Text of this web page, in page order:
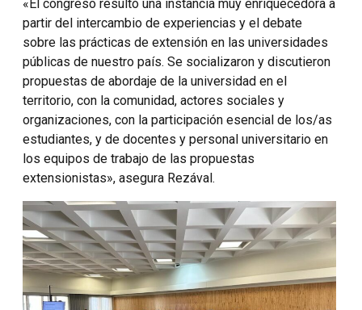
«El congreso resultó una instancia muy enriquecedora a
partir del intercambio de experiencias y el debate
sobre las prácticas de extensión en las universidades
públicas de nuestro país. Se socializaron y discutieron
propuestas de abordaje de la universidad en el
territorio, con la comunidad, actores sociales y
organizaciones, con la participación esencial de los/as
estudiantes, y de docentes y personal universitario en
los equipos de trabajo de las propuestas
extensionistas», asegura Rezával.